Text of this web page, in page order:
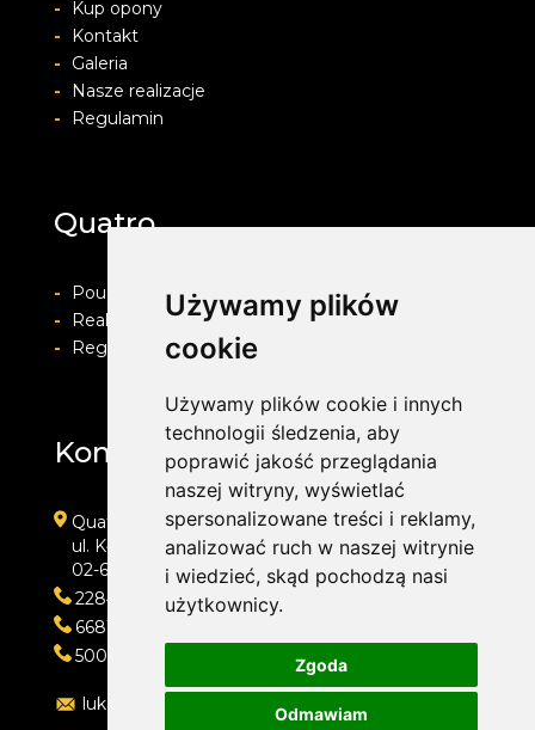
Używamy plików
cookie
Używamy plików cookie i innych
technologii śledzenia, aby
poprawić jakość przeglądania
naszej witryny, wyświetlać
spersonalizowane treści i reklamy,
analizować ruch w naszej witrynie
i wiedzieć, skąd pochodzą nasi
użytkownicy.
Zgoda
Odmawiam
-
Kup opony
-
Kontakt
-
Galeria
-
Nasze realizacje
-
Regulamin
Quatro
-
Pouczenie o prawie do odstapienia od umowy
-
Realizacja zamówienia i formy płatności
-
Regulamin i Polityka prywatności
Kontakt
Quatro
ul. Kłobucka 11
02-699 Warszawa
228473013
668118666
500202421
lukasz@quatro.warszawa.pl